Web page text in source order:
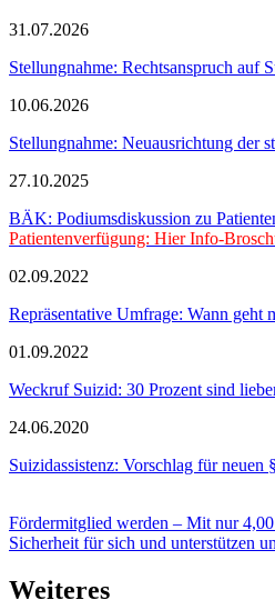
31.07.2026
Stellungnahme: Rechtsanspruch auf
10.06.2026
Stellungnahme: Neuausrichtung der
27.10.2025
BÄK: Podiumsdiskussion zu
Patientenverfügung: Hier Info-
02.09.2022
Repräsentative Umfrage: Wann geht
01.09.2022
Weckruf Suizid: 30 Prozent sind
24.06.2020
Suizidassistenz: Vorschlag für neuen
Fördermitglied werden – Mit nur
Sicherheit für sich und unterstützen
Weiteres